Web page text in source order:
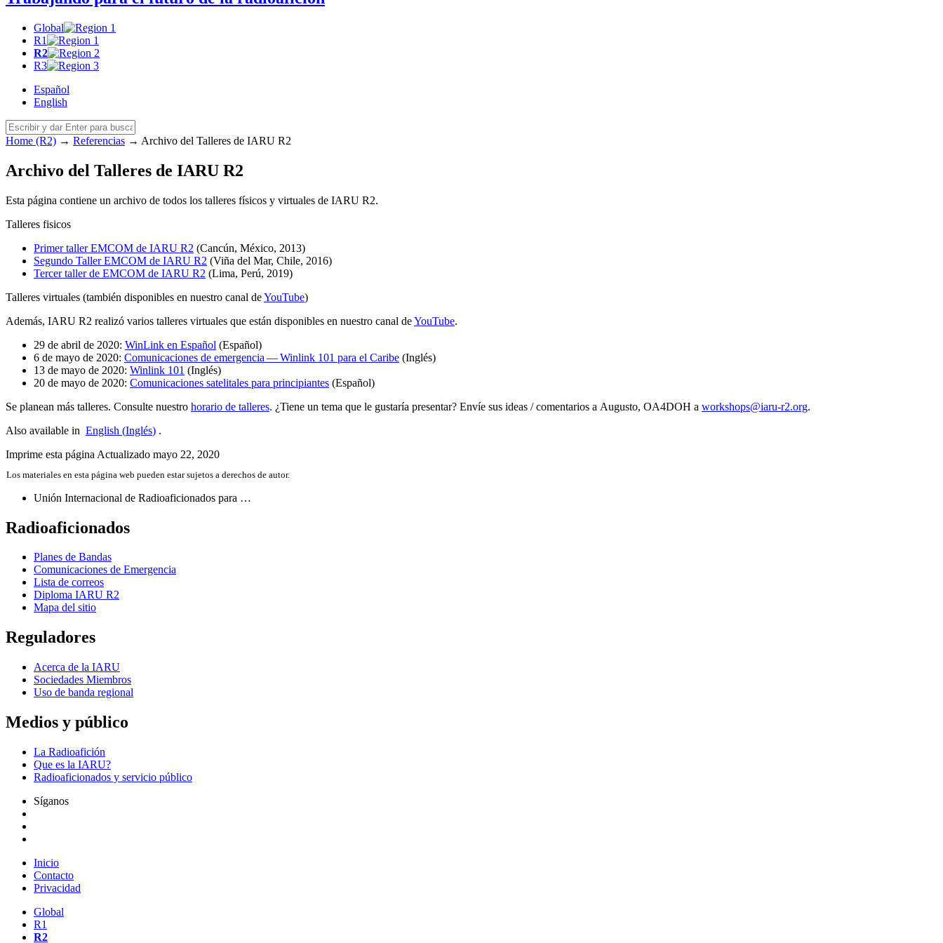
Global
R1
R2
R3
Español
English
Home (R2) → Referencias → Archivo del Talleres de IARU R2
Archivo del Talleres de IARU R2
Esta página contiene un archivo de todos los talleres físicos y virtuales de IARU R2.
Talleres fisicos
Primer tallerEMCOM de IARU R2 (Cancún, México, 2013)
Segundo TallerEMCOM de IARU R2 (Viña del Mar, Chile, 2016)
Tercer taller de EMCOM de IARU R2 (Lima, Perú, 2019)
Talleres virtuales (también disponibles en nuestro canal deYouTube)
Además, IARU R2 realizó varios talleres virtuales que están disponibles en nuestro canal deYouTube.
29 de abril de 2020: WinLink en Español (Español)
6 de mayo de 2020: Comunicaciones de emergencia — Winlink 101 para el Caribe (Inglés)
13 de mayo de 2020: Winlink 101 (Inglés)
20 de mayo de 2020: Comunicaciones satelitales para principiantes (Español)
Se planean más talleres. Consulte nuestro horario de talleres. ¿Tiene un tema que le gustaría presentar? Envíe sus ideas / comentarios a Augusto, OA4DOH a workshops@​iaru-​r2.​org.
Also available in English (Inglés) .
Imprime esta página Actualizado mayo 22, 2020
Los materiales en esta página web pueden estar sujetos a derechos de autor.
Unión Internacional de Radioaficionados para …
Radioaficionados
Planes de Bandas
Comunicaciones de Emergencia
Lista de correos
Diploma IARU R2
Mapa del sitio
Reguladores
Acerca de la IARU
Sociedades Miembros
Uso de banda regional
Medios y público
La Radioafición
Que es la IARU?
Radioaficionados y servicio público
Síganos
Inicio
Contacto
Privacidad
Global
R1
R2